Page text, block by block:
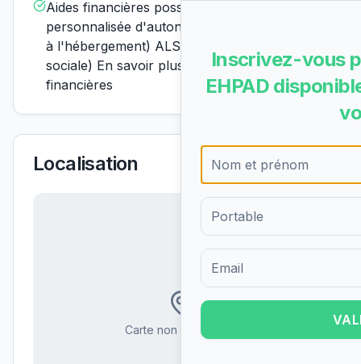
Aides financières possiblesAPA (allocation
personnalisée d'autonomie) ASH (aide sociale
à l'hébergement) ALS (allocation de logement
sociale) En savoir plus sur les aides
financières
Localisation
Carte non disponible
Inscrivez-vous
EHPAD
Formulaire d'inscription pour